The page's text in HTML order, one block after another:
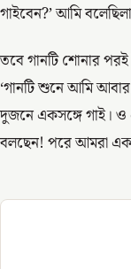
গাইবেন?’ আমি
তবে গানটি শোনার পরই
‘গানটি শুনে আমি
দুজনে একসঙ্গে গাই। ও
বলছেন! পরে আমরা